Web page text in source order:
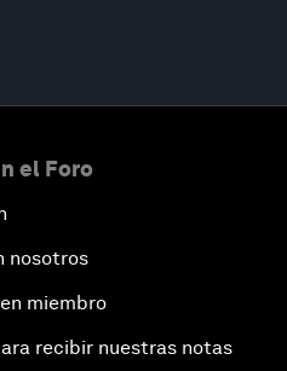
el Foro
nosotros
miembro
recibir nuestras notas